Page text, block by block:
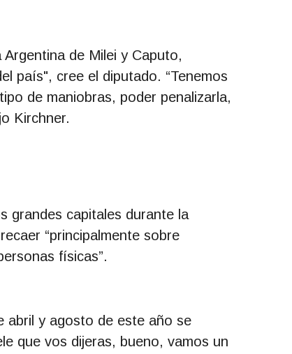
de Milei y Caputo,
país", cree el diputado. “Tenemos
de maniobras, poder penalizarla,
Kirchner.
grandes capitales durante la
“principalmente sobre
físicas”.
abril y agosto de este año se
que vos dijeras, bueno, vamos un